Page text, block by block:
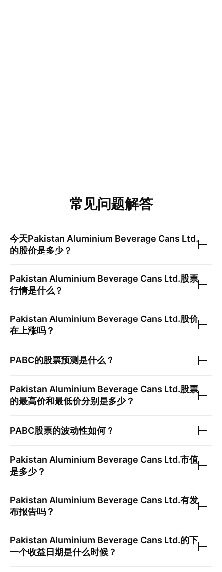
常见问题解答
今天Pakistan Aluminium Beverage Cans Ltd.
的股价是多少？
Pakistan Aluminium Beverage Cans Ltd.股票
行情是什么？
Pakistan Aluminium Beverage Cans Ltd.股价
在上涨吗？
PABC的股票预测是什么？
Pakistan Aluminium Beverage Cans Ltd.股票
的最高价和最低价分别是多少？
PABC股票的波动性如何？
Pakistan Aluminium Beverage Cans Ltd.市值
是多少？
Pakistan Aluminium Beverage Cans Ltd.有发
布报告吗？
Pakistan Aluminium Beverage Cans Ltd.的下
一个收益日期是什么时候？